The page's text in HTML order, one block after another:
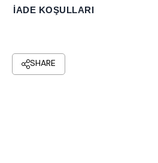
İADE KOŞULLARI